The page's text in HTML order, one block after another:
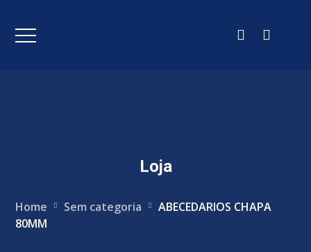
Loja
Home Sem categoria
ABECEDARIOS CHAPA
80MM